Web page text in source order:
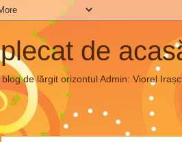
plecat de
blog de lărgit orizontul Admin: Viorel